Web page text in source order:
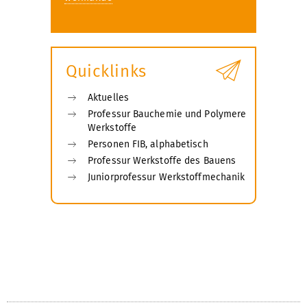
Quicklinks
Aktuelles
Professur Bauchemie und Polymere
Werkstoffe
Personen FIB, alphabetisch
Professur Werkstoffe des Bauens
Juniorprofessur Werkstoffmechanik